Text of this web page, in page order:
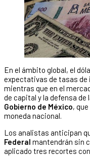
En el ámbito global, el
expectativas de tasas de
mientras que en el
de capital y la defensa de
Gobierno de México,
moneda nacional.
Los analistas anticipan
Federal mantendrán sin
aplicado tres recortes